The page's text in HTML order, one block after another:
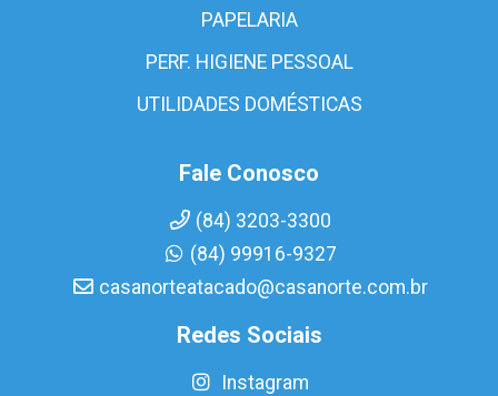
PAPELARIA
PERF. HIGIENE PESSOAL
UTILIDADES DOMÉSTICAS
Fale Conosco
(84) 3203-3300
(84) 99916-9327
casanorteatacado@casanorte.com.br
Redes Sociais
Instagram